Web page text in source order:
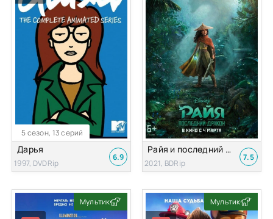
5 сезон, 13 серий
Дарья
1997, DVDRip
6.9
Райя и последний дракон
2021, BDRip
7.5
Мультик Мультик